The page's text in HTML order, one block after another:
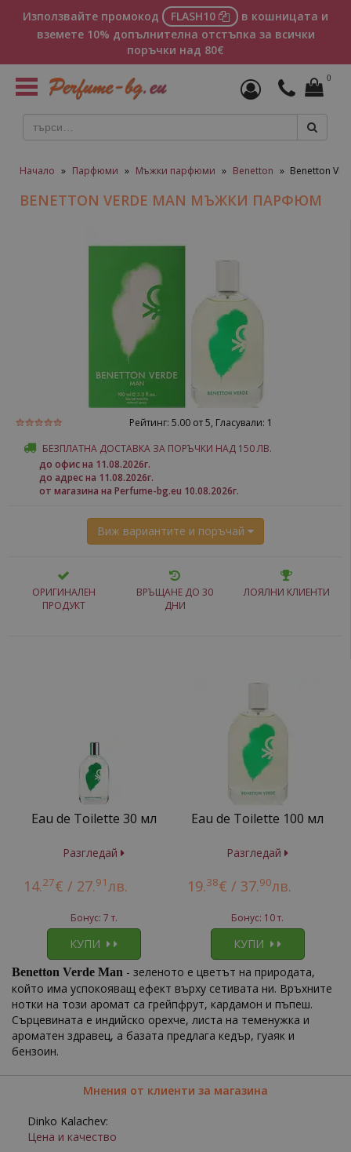
Използвайте промокод FLASH10
в кошницата и
вземете 10% допълнителна отстъпка за всички
поръчки над 80€
Toggle
navigation
0
Начало » Парфюми » Мъжки парфюми » Benetton » Benetton
BENETTON VERDE MAN МЪЖКИ ПАРФЮМ
Рейтинг: 5.00от 5, Гласували: 1
БЕЗПЛАТНА ДОСТАВКА ЗА ПОРЪЧКИ НАД 150 ЛВ.
до офис на 11.08.2026г.
до адрес на 11.08.2026г.
от магазина на Perfume-bg.eu 10.08.2026г.
Виж вариантите и поръчай
ОРИГИНАЛЕН
ПРОДУКТ
ВРЪЩАНЕ ДО 30
ДНИ
ЛОЯЛНИ КЛИЕНТИ
Eau de Toilette 30 мл
Разгледай
14.27€ / 27.91лв.
Бонус: 7 т.
КУПИ
Eau de Toilette 100 мл
Разгледай
19.38€ / 37.90лв.
Бонус: 10 т.
КУПИ
Benetton Verde Man - зеленото е цветът на природата,
който има успокояващ ефект върху сетивата ни. Връхните
нотки на този аромат са грейпфрут, кардамон и пъпеш.
Сърцевината е индийско орехче, листа на теменужка и
ароматен здравец, а базата предлага кедър, гуаяк и
бензоин.
Мнения от клиенти за магазина
Dinko Kalachev:
Цена и качество